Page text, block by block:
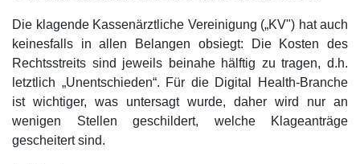
Die klagende Kassenärztliche Vereinigung („KV") hat auch
keinesfalls in allen Belangen obsiegt: Die Kosten des
Rechtsstreits sind jeweils beinahe hälftig zu tragen, d.h.
letztlich „Unentschieden“. Für die Digital Health-Branche
ist wichtiger, was untersagt wurde, daher wird nur an
wenigen Stellen geschildert, welche Klageanträge
gescheitert sind.